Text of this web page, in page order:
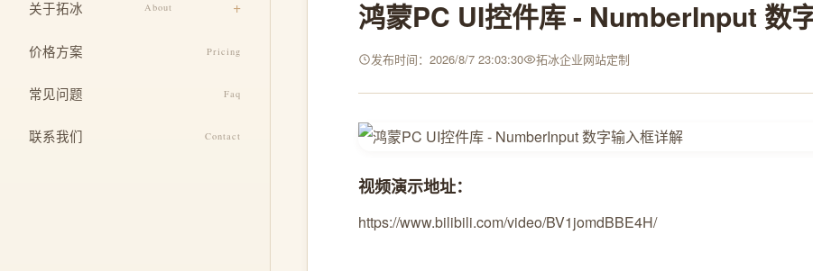
安全与运维
SEO 基础优化
医疗健康
酒店住宿
关于拓冰 About
设计团队
价格方案 Pricing
常见问题 Faq
联系我们 Contact
鸿蒙PC UI控件库 - NumberInput 数
发布时间：2026/8/7 23:03:30 拓冰企业网站定制
视频演示地址：
https://www.bilibili.com/video/BV1jomdBBE4H/